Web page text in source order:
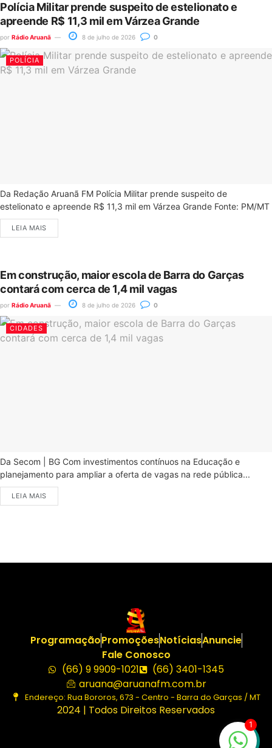
Polícia Militar prende suspeito de estelionato e
apreende R$ 11,3 mil em Várzea Grande
por Rádio Aruanã 8 de julho de 2026 0
POLÍCIA
Da Redação Aruanã FM Polícia Militar prende suspeito de
estelionato e apreende R$ 11,3 mil em Várzea Grande Fonte: PM/MT
LEIA MAIS
Em construção, maior escola de Barra do Garças
contará com cerca de 1,4 mil vagas
por Rádio Aruanã 8 de julho de 2026 0
CIDADES
Da Secom | BG Com investimentos contínuos na Educação e
planejamento para ampliar a oferta de vagas na rede pública...
LEIA MAIS
ProgramaçãoPromoçõesNotíciasAnuncie
Fale Conosco
(66) 9 9909-1021
(66) 3401-1345
aruana@aruanafm.com.br
Endereço: Rua Bororos, 673 - Centro - Barra do Garças / MT
2024 | Todos Direitos Reservados
1